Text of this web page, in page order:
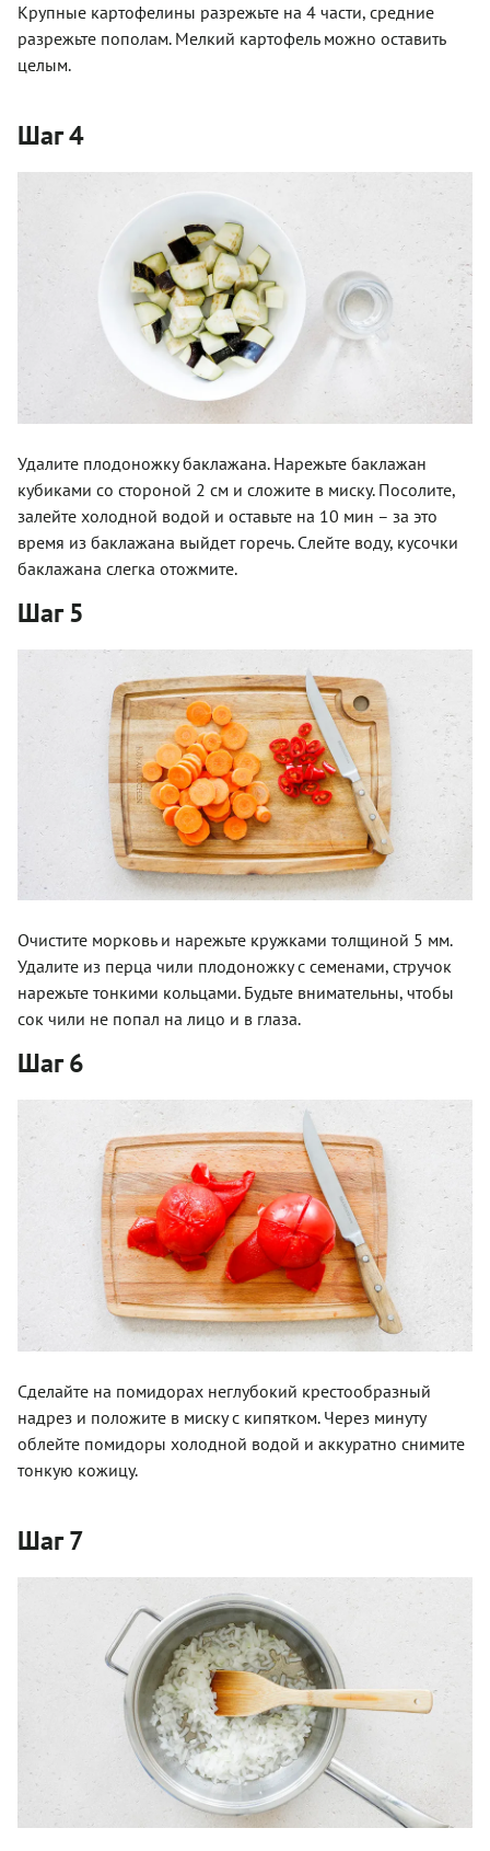
Крупные картофелины разрежьте на 4 части, средние
разрежьте пополам. Мелкий картофель можно оставить
целым.
Шаг 4
Удалите плодоножку баклажана. Нарежьте баклажан
кубиками со стороной 2 см и сложите в миску. Посолите,
залейте холодной водой и оставьте на 10 мин – за это
время из баклажана выйдет горечь. Слейте воду, кусочки
баклажана слегка отожмите.
Шаг 5
Очистите морковь и нарежьте кружками толщиной 5 мм.
Удалите из перца чили плодоножку с семенами, стручок
нарежьте тонкими кольцами. Будьте внимательны, чтобы
сок чили не попал на лицо и в глаза.
Шаг 6
Сделайте на помидорах неглубокий крестообразный
надрез и положите в миску с кипятком. Через минуту
облейте помидоры холодной водой и аккуратно снимите
тонкую кожицу.
Шаг 7